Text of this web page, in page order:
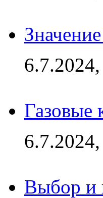
Газовые
Выбор и